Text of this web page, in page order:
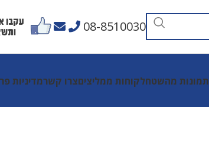
08-8510030
תמונות מהשטחלקוחות ממליציםצרו קשרמדיניות